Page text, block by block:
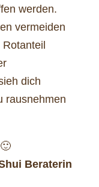
werden.
vermeiden
dich
rausnehmen
Beraterin